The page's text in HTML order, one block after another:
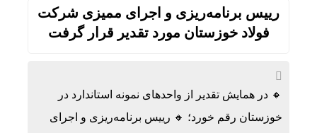
رییس برنامه‌ریزی و اجرای ممیزی شرکت
فولاد خوزستان مورد تقدیر قرار گرفت
🔸 در همایش تقدیر از واحد‌های نمونه استاندارد در
خوزستان رقم خورد؛ 🔸 رییس برنامه‌ریزی و اجرای